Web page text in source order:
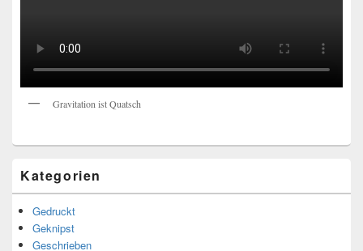
Gravitation ist Quatsch
Kategorien
Gedruckt
Geknipst
Geschrieben